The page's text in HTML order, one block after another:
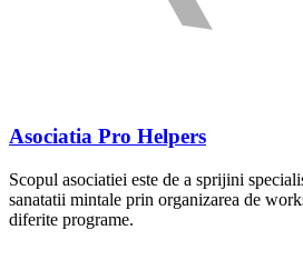
Asociatia Pro Helpers
Scopul asociatiei este de a sprijini
sanatatii mintale prin organizarea de
diferite programe.